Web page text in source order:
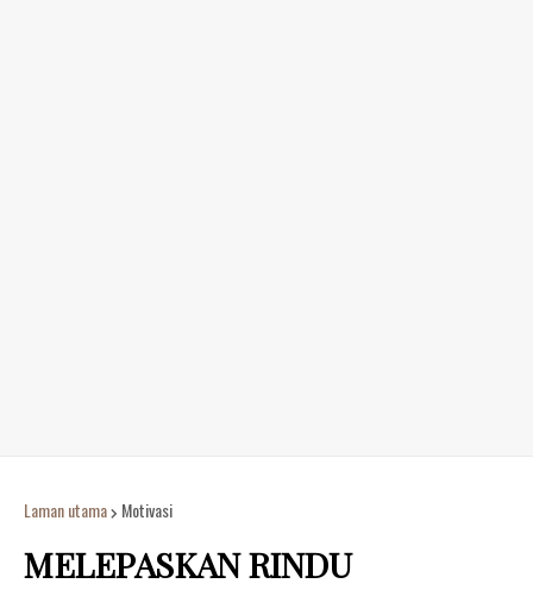
Laman utama Motivasi
MELEPASKAN RINDU